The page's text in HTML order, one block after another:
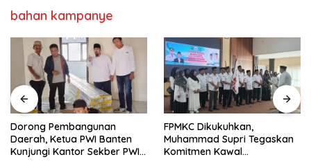
bahan kampanye
Dorong Pembangunan
Daerah, Ketua PWI Banten
Kunjungi Kantor Sekber PWI
FPMKC Dikukuhkan,
Muhammad Supri Tegaskan
Komitmen Kawal